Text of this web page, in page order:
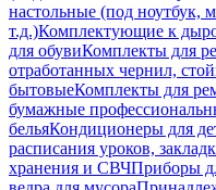
настольные (под ноутбук,
т.д.)Комплектующие к
для обувиКомплекты для
отработанных чернил,
бытовыеКомплекты для
бумажные
бельяКондиционеры для
расписания уроков,
хранения и СВЧПриборы